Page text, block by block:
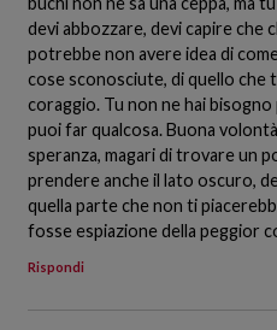
devi abbozzare, devi capire che
potrebbe non avere idea di
cose sconosciute, di quello
coraggio. Tu non ne hai
puoi far qualcosa. Buona
speranza, magari di trovare un
prendere anche il lato oscuro,
quella parte che non ti
fosse espiazione della peggior
Rispondi